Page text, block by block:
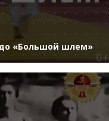
«Большой шлем»